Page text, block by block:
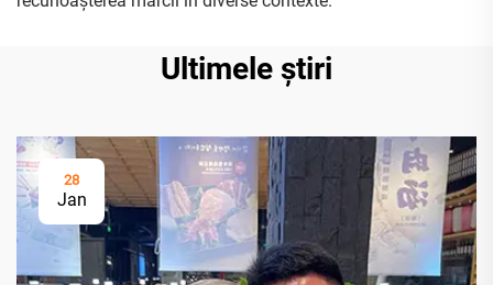
Ultimele știri
28
Jan